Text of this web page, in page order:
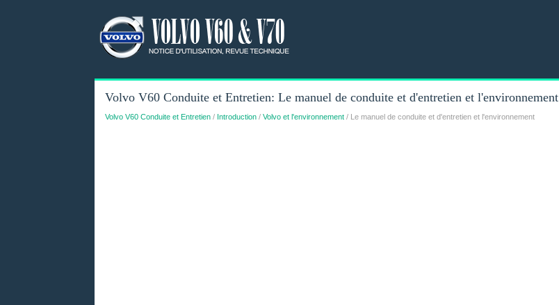
Volvo V60 Conduite et Entretien: Le manuel de conduite et d'entretien et l'environnement
Volvo V60 Conduite et Entretien/ Introduction/ Volvo et l'environnement/ Le manuel de conduite et d'entretien et l'environnement